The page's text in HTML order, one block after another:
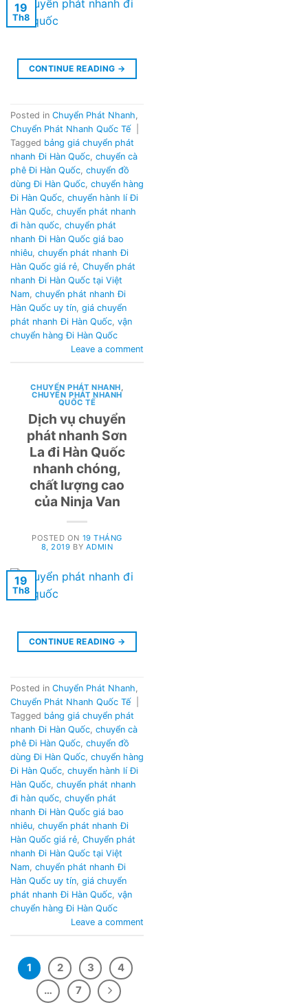
19
Th8
CONTINUE READING →
Posted in Chuyển Phát Nhanh,
Chuyển Phát Nhanh Quốc Tế
Tagged bảng giá chuyển phát
nhanh Đi Hàn Quốc, chuyển cà
phê Đi Hàn Quốc, chuyển đồ
dùng Đi Hàn Quốc, chuyển hàng
Đi Hàn Quốc, chuyển hành lí Đi
Hàn Quốc, chuyển phát nhanh
đi hàn quốc, chuyển phát
nhanh Đi Hàn Quốc giá bao
nhiêu, chuyển phát nhanh Đi
Hàn Quốc giá rẻ, Chuyển phát
nhanh Đi Hàn Quốc tại Việt
Nam, chuyển phát nhanh Đi
Hàn Quốc uy tín, giá chuyển
phát nhanh Đi Hàn Quốc, vận
chuyển hàng Đi Hàn Quốc
Leave a comment
CHUYỂN PHÁT NHANH,
CHUYỂN PHÁT NHANH
QUỐC TẾ
Dịch vụ chuyển
phát nhanh Sơn
La đi Hàn Quốc
nhanh chóng,
chất lượng cao
của Ninja Van
POSTED ON 19 THÁNG
8, 2019 BY ADMIN
19
Th8
CONTINUE READING →
Posted in Chuyển Phát Nhanh
Chuyển Phát Nhanh Quốc Tế
Tagged bảng giá chuyển phát
nhanh Đi Hàn Quốc chuyển cà
phê Đi Hàn Quốc chuyển đồ
dùng Đi Hàn Quốc chuyển hàng
Đi Hàn Quốc chuyển hành lí Đi
Hàn Quốc chuyển phát nhanh
đi hàn quốc chuyển phát
nhanh Đi Hàn Quốc giá bao
nhiêu chuyển phát nhanh Đi
Hàn Quốc giá rẻ Chuyển phát
nhanh Đi Hàn Quốc tại Việt
Nam chuyển phát nhanh Đi
Hàn Quốc uy tín giá chuyển
phát nhanh Đi Hàn Quốc vận
chuyển hàng Đi Hàn Quốc
Leave a comment
1 2 3
4
…
7